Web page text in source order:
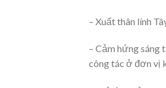
– Xuất thân lính
– Cảm hứng sáng
công tác ở đơn vị